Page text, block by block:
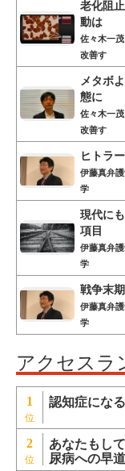
老化阻
動は
佐々木一
改善す
メタボ
態に
佐々木一
改善す
ヒトラ
伊藤真弁
学
現代に
項目
伊藤真弁
学
戦争末
伊藤真弁
学
アクセスラ
1 認知症にな
2 あなたもし
尿病への早